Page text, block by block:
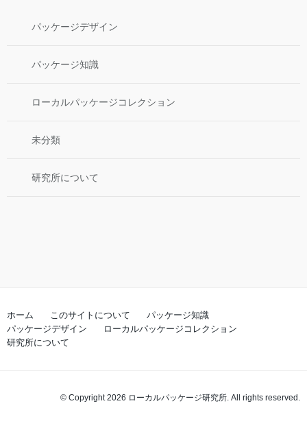
パッケージデザイン
パッケージ知識
ローカルパッケージコレクション
未分類
研究所について
ホーム このサイトについて
パッケージ知識
パッケージデザイン
ローカルパッケージコレクション
研究所について
© Copyright 2026 ローカルパッケージ研究所. All rights reserved.